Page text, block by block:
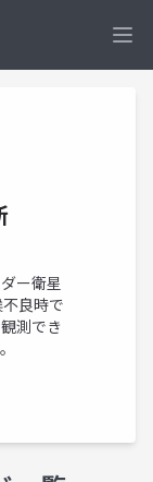
ー衛星
不良時で
測でき